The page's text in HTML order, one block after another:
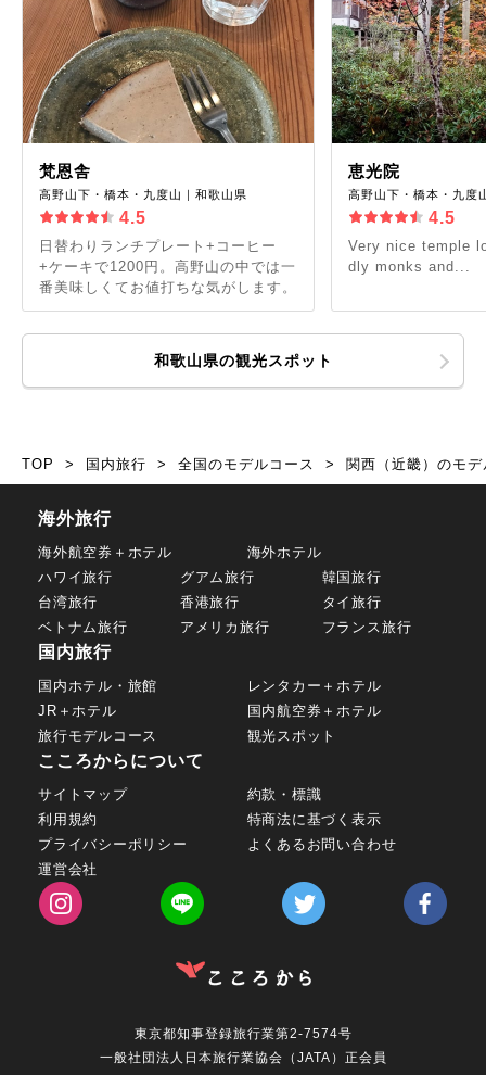
梵恩舎
高野山下・橋本・九度山｜和歌山県
4.5
日替わりランチプレート+コーヒー
+ケーキで1200円。高野山の中では一
番美味しくてお値打ちな気がします。
恵光院
高野山下・橋本・九度
4.5
Very nice temple
dly monks and...
和歌山県の観光スポット
TOP 国内旅行 全国のモデルコース 関西（近畿）のモ
海外旅行
海外航空券＋ホテル
海外ホテル
ハワイ旅行
グアム旅行
韓国旅行
台湾旅行
香港旅行
タイ旅行
ベトナム旅行
アメリカ旅行 フランス旅行
国内旅行
国内ホテル・旅館
レンタカー＋ホテル
JR＋ホテル
国内航空券＋ホテル
旅行モデルコース
観光スポット
こころからについて
サイトマップ
約款・標識
利用規約
特商法に基づく表示
プライバシーポリシー
よくあるお問い合わせ
運営会社
東京都知事登録旅行業第2-7574号
一般社団法人日本旅行業協会（JATA）正会員